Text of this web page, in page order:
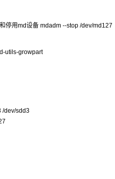
停用md设备 mdadm --stop /dev/md127
utils-growpart
/dev/sdd3